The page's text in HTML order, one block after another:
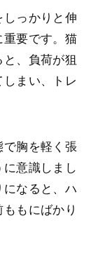
っかりと伸
重要です。猫
、負荷が狙
まい、トレ
で胸を軽く張
意識しまし
になると、ハ
もにばかり